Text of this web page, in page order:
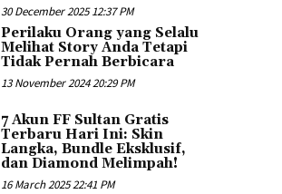
30 December 2025 12:37 PM
Perilaku Orang yang Selalu
Melihat Story Anda Tetapi
Tidak Pernah Berbicara
13 November 2024 20:29 PM
7 Akun FF Sultan Gratis
Terbaru Hari Ini: Skin
Langka, Bundle Eksklusif,
dan Diamond Melimpah!
16 March 2025 22:41 PM